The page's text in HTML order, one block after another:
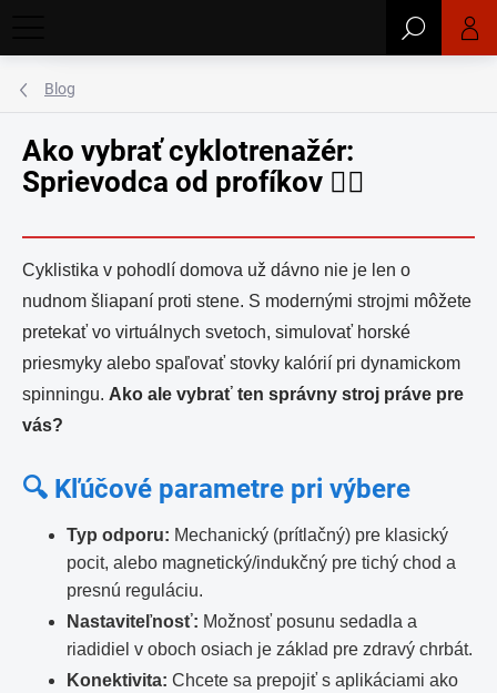
Hľadať
Blog
Ako vybrať cyklotrenažér:
Sprievodca od profíkov 🚴‍♂️
Cyklistika v pohodlí domova už dávno nie je len o
nudnom šliapaní proti stene. S modernými strojmi môžete
pretekať vo virtuálnych svetoch, simulovať horské
priesmyky alebo spaľovať stovky kalórií pri dynamickom
spinningu. Ako ale vybrať ten správny stroj práve pre
vás?
🔍 Kľúčové parametre pri výbere
Typ odporu: Mechanický (prítlačný) pre klasický
pocit, alebo magnetický/indukčný pre tichý chod a
presnú reguláciu.
Nastaviteľnosť: Možnosť posunu sedadla a
riadidiel v oboch osiach je základ pre zdravý chrbát.
Konektivita: Chcete sa prepojiť s aplikáciami ako